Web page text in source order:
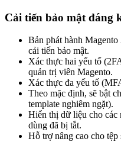
Cải tiến bảo mật đáng
Bản phát hành
cải tiến bảo mật.
Xác thực hai yếu tố
quản trị viên Magento.
Xác thực đa yếu tố
Theo mặc định, sẽ bật
template nghiêm ngặt).
Hiển thị dữ liệu cho các
dùng đã bị tắt.
Hỗ trợ nâng cao cho